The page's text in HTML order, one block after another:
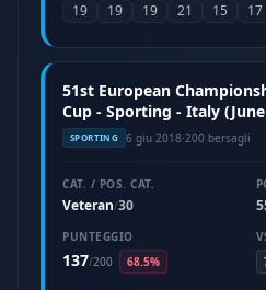
19 19 19 21 15 17
51st European
Cup - Sporting - Italy
SPORTING 6 giu 2018·200 bersagli
CAT. / POS. CAT.
Veteran/30
PUNTEGGIO
137/200 68.5%